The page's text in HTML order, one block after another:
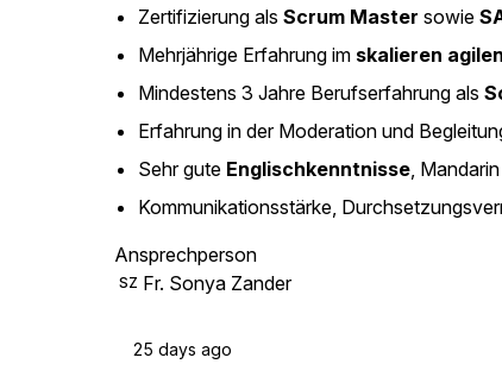
Zertifizierung als Scrum Master sowie
Mehrjährige Erfahrung im skalieren
Mindestens 3 Jahre Berufserfahrung als
Erfahrung in der Moderation und
Sehr gute Englischkenntnisse,
Kommunikationsstärke,
Ansprechperson
SZ Fr. Sonya Zander
25 days ago